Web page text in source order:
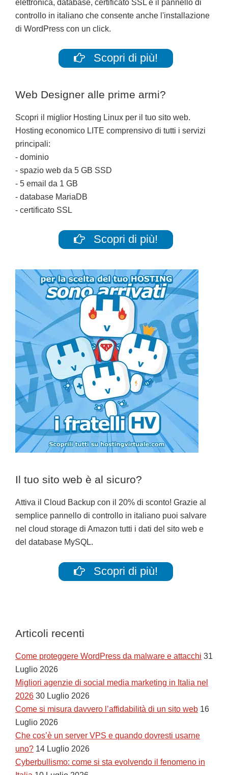
elettronica, database, certificato SSL e il pannello di
controllo in italiano che consente anche l'installazione
di WordPress con un click.
Scopri di più!
Web Designer alle prime armi?
Scopri il miglior Hosting Linux per il tuo sito web.
Hosting economico LITE comprensivo di tutti i servizi
principali:
- dominio
- spazio web da 5 GB SSD
- 5 email da 1 GB
- database MariaDB
- certificato SSL
Scopri di più!
Il tuo sito web è al sicuro?
Attiva il Cloud Backup con il 20% di sconto! Grazie al
semplice pannello di controllo in italiano puoi salvare
nel cloud storage di Amazon tutti i dati del sito web e
del database MySQL.
Scopri di più!
Articoli recenti
Come proteggere WordPress da malware e attacchi 31
Luglio 2026
Migliori agenzie di social media marketing in Italia nel
2026 30 Luglio 2026
Come si misura davvero l’affidabilità di un sito web 16
Luglio 2026
Che cos’è un server VPS e quando dovresti usarne
uno? 14 Luglio 2026
Cyberbullismo: come si sta evolvendo il fenomeno in